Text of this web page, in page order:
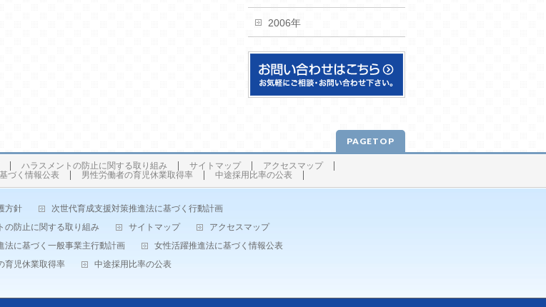
2006年
PAGETOP
ハラスメントの防止に関する取り組み サイトマップ
アクセスマップ
づく情報公表 男性労働者の育児休業取得率 中途採用比率の公表
方針
次世代育成支援対策推進法に基づく行動計画
の防止に関する取り組み
サイトマップ
アクセスマップ
法に基づく一般事業主行動計画
女性活躍推進法に基づく情報公表
育児休業取得率
中途採用比率の公表